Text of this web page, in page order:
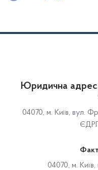
Юридична
04070, м. Київ, вул.
04070, м. Київ,